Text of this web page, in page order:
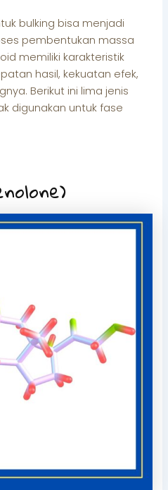
bulking bisa menjadi
pembentukan massa
memiliki karakteristik
hasil, kekuatan efek,
Berikut ini lima jenis
digunakan untuk fase